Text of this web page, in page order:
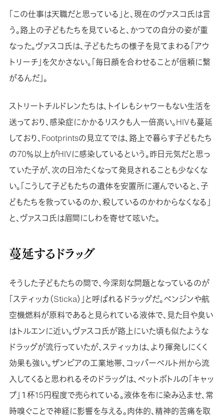
「この仕事は天職だと思っている」と、現在のヴァスコ氏は言
う。路上の子どもたちを見ていると、かつての自分の姿が重
なった。ヴァスコ氏は、子どもたちの様子を見てまわる「アウ
トリーチ」を欠かさない。「毎日顔を合わせることが信頼に繋
がるんだ」。
ストリートチルドレンたちは、トイレもシャワーもない生活を
送っており、感染症にかかるリスクも人一倍高い。HIVも蔓延
しており、Footprintsの見立てでは、路上で暮らす子どもたち
の70％以上がHIVに感染しているという。昨日元気だと思っ
ていた子が、次の日冷たくなって発見されることも少なくな
い。「こうして子どもたちの遺体を安置所に運んでいると、子
どもたちを救っているのか、殺しているのかわからなくなる」
と、ヴァスコ氏は眉間にしわを寄せて呟いた。
蔓延するドラッグ
そうした子どもたちの間で、今深刻な問題となっているのが
「スティッカ（Sticka）」と呼ばれるドラッグだ。ベンジンや航
空機燃料が原料であると見られている液体で、見た目や臭い
はトルエンに近い。ヴァスコ氏が路上にいた頃も似たような
ドラッグが流行っていたが、スティッカは、より揮発しにくく
効果も強い。ザンビアの工業地帯、コッパーベルト州から流
入してくると思われるそのドラッグは、ペットボトルの「キャッ
プ」１杯15円程度で売られている。液体を布に染み込ませ、常
時嗅ぐことで神経に影響を与える。肉体的、精神的苦痛を取